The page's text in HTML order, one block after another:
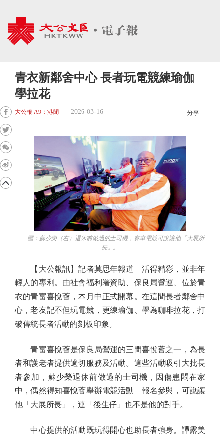
青衣新鄰舍中心 長者玩電競練瑜伽
學拉花
大公報 A9：港聞 2026-03-16 分享
圖：蘇少榮（右）退休前做過的士司機，賽車電競可說讓他「大展所
長」。
【大公報訊】記者莫思年報道：活得精彩，並非年
輕人的專利。由社會福利署資助、保良局營運、位於青
衣的青富喜悅薈，本月中正式開幕。在這間長者鄰舍中
心，老友記不但玩電競，更練瑜伽、學為咖啡拉花，打
破傳統長者活動的刻板印象。
青富喜悅薈是保良局營運的三間喜悅薈之一，為長
者和護老者提供適切服務及活動。這些活動吸引大批長
者參加，蘇少榮退休前做過的士司機，因傷患悶在家
中，偶然得知喜悅薈舉辦電競活動，報名參與，可說讓
他「大展所長」，連「後生仔」也不是他的對手。
中心提供的活動既玩得開心也助長者強身。譚露美